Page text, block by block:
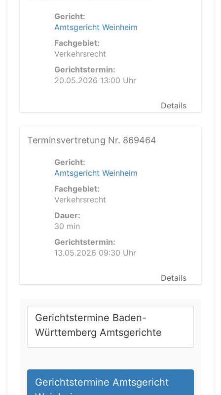
Gericht:
Amtsgericht Weinheim
Fachgebiet:
Verkehrsrecht
Gerichtstermin:
20.05.2026 13:00 Uhr
Details
Terminsvertretung Nr. 869464
Gericht:
Amtsgericht Weinheim
Fachgebiet:
Verkehrsrecht
Dauer:
30 min
Gerichtstermin:
13.05.2026 09:30 Uhr
Details
Gerichtstermine Baden-
Württemberg Amtsgerichte
Gerichtstermine Amtsgericht